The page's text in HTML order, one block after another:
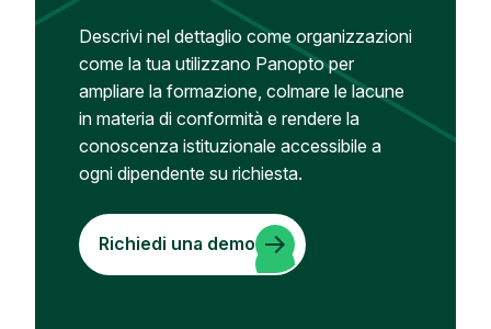
Descrivi nel dettaglio come organizzazioni
come la tua utilizzano Panopto per
ampliare la formazione, colmare le lacune
in materia di conformità e rendere la
conoscenza istituzionale accessibile a
ogni dipendente su richiesta.
Richiedi una demo